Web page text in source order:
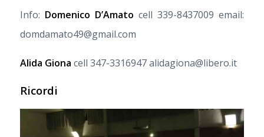
Info: Domenico D’Amato cell 339-8437009 email:
domdamato49@gmail.com
Alida Giona cell 347-3316947 alidagiona@libero.it
Ricordi